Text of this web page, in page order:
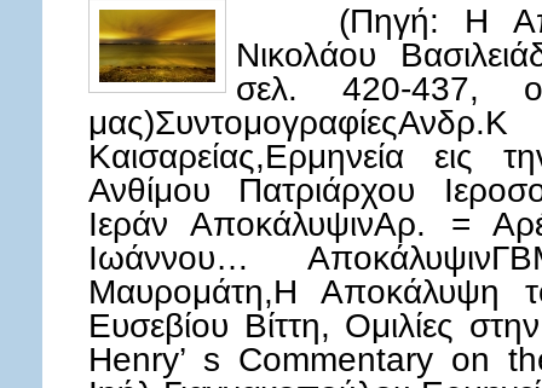
(Πηγή: Η
Νικολάου
σελ. 420-437,
Καισαρείας,Ερμηνεία εις
Ανθίμου Πατριάρχου
Ιεράν ΑποκάλυψινΑρ. =
Ιωάννου…
Μαυρομάτη,Η Αποκάλυψη
Ευσεβίου Βίττη, Ομιλίες
Henry’ s Commentary on